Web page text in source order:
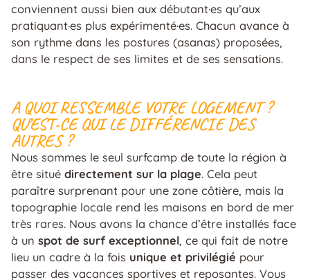
conviennent aussi bien aux débutant·es qu’aux
pratiquant·es plus expérimenté·es. Chacun avance à
son rythme dans les postures (asanas) proposées,
dans le respect de ses limites et de ses sensations.
A QUOI RESSEMBLE VOTRE LOGEMENT ?
QU’EST-CE QUI LE DIFFÉRENCIE DES
AUTRES ?
Nous sommes le seul surfcamp de toute la région à
être situé directement sur la plage. Cela peut
paraître surprenant pour une zone côtière, mais la
topographie locale rend les maisons en bord de mer
très rares. Nous avons la chance d’être installés face
à un spot de surf exceptionnel, ce qui fait de notre
lieu un cadre à la fois unique et privilégié pour
passer des vacances sportives et reposantes. Vous